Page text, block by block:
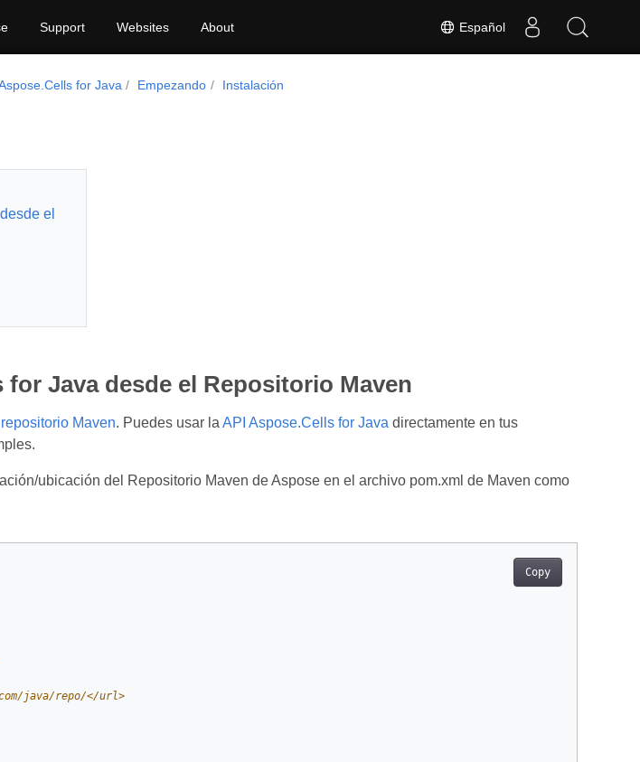
Español
Support Websites About
for Java Empezando Instalación
el
Java desde el Repositorio Maven
repositorio Maven. Puedes usar la API Aspose.Cells for Java directamente en tus
ubicación del Repositorio Maven de Aspose en el archivo pom.xml de Maven como
Copy
java/repo/</url>